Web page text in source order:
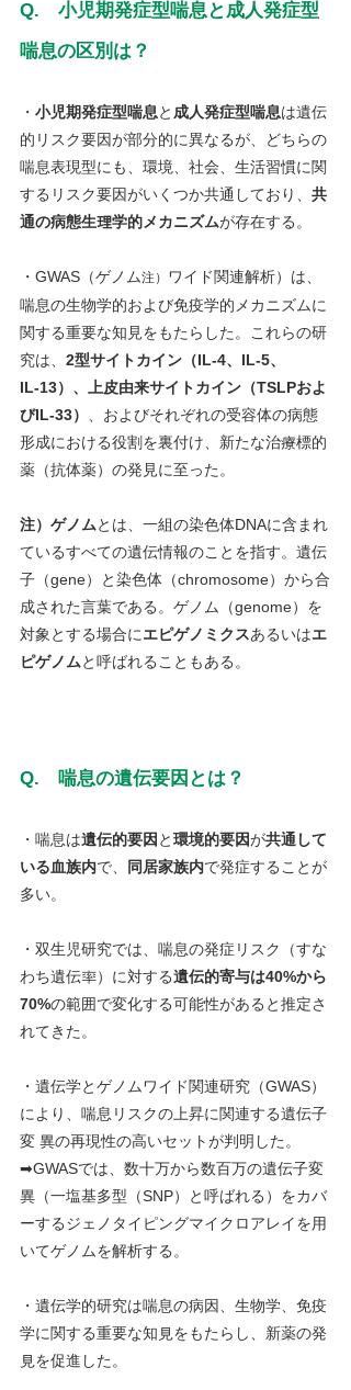
Q.　⼩児期発症型喘息と成人発症型
喘息の区別は？
・ 小児期発症型喘息と 成人発症型喘息は遺伝
的リスク要因が部分的に異なるが、どちらの
喘息表現型にも、環境、社会、生活習慣に関
するリスク要因がいくつか共通しており、 共
通の病態生理学的メカニズムが存在する。
・GWAS（ゲノム注）
ワイド関連解析）は、
喘息の生物学的および免疫学的メカニズムに
関する重要な知見をもたらした。これらの研
究は、 2型サイトカイン（IL‑4、IL‑5、
IL‑13）、上皮由来サイトカイン（TSLPおよ
びIL‑33）
、およびそれぞれの受容体の病態
形成における役割を裏付け、新たな治療標的
薬（抗体薬）の発見に至った。
注）ゲノムとは、一組の染色体DNAに含まれ
ているすべての遺伝情報のことを指す。遺伝
子（gene）と染色体（chromosome）から合
成された言葉である。ゲノム（genome）を
対象とする場合にエピゲノミクスあるいはエ
ピゲノムと呼ばれることもある。
Q.　喘息の遺伝要因とは？
・喘息は遺伝的要因 と環境的要因が共通して
いる血族内で、 同居家族内で発症することが
多い。
・双生児研究では、喘息の発症リスク（すな
わち遺伝率）に対する遺伝的寄与は40%から
70%の範囲で変化する可能性があると推定さ
れてきた。
・遺伝学とゲノムワイド関連研究（GWAS）
により、喘息リスクの上昇に関連する遺伝子
変 異の再現性の高いセットが判明した。
➡GWASでは、数十万から数百万の遺伝子変
異（一塩基多型（SNP）と呼ばれる）をカバ
ーするジェノタイピングマイクロアレイを用
いてゲノムを解析する。
・遺伝学的研究は喘息の病因、生物学、免疫
学に関する重要な知見をもたらし、新薬の発
見を促進した。